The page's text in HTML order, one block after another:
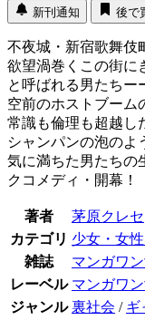
新刊通知 後で
不夜城・新宿歌舞伎
欲望渦巻くこの街に
と呼ばれる男たちー
空前のホストブーム
常識も倫理も超越
シャンパンの泡のよ
気に満ちた男たちの
クコメディ・開幕！
著者
茅原クレセ
カテゴリ 少女・女
雑誌
マンガワ
レーベル マンガワ
ジャンル 裏社会 / ギ